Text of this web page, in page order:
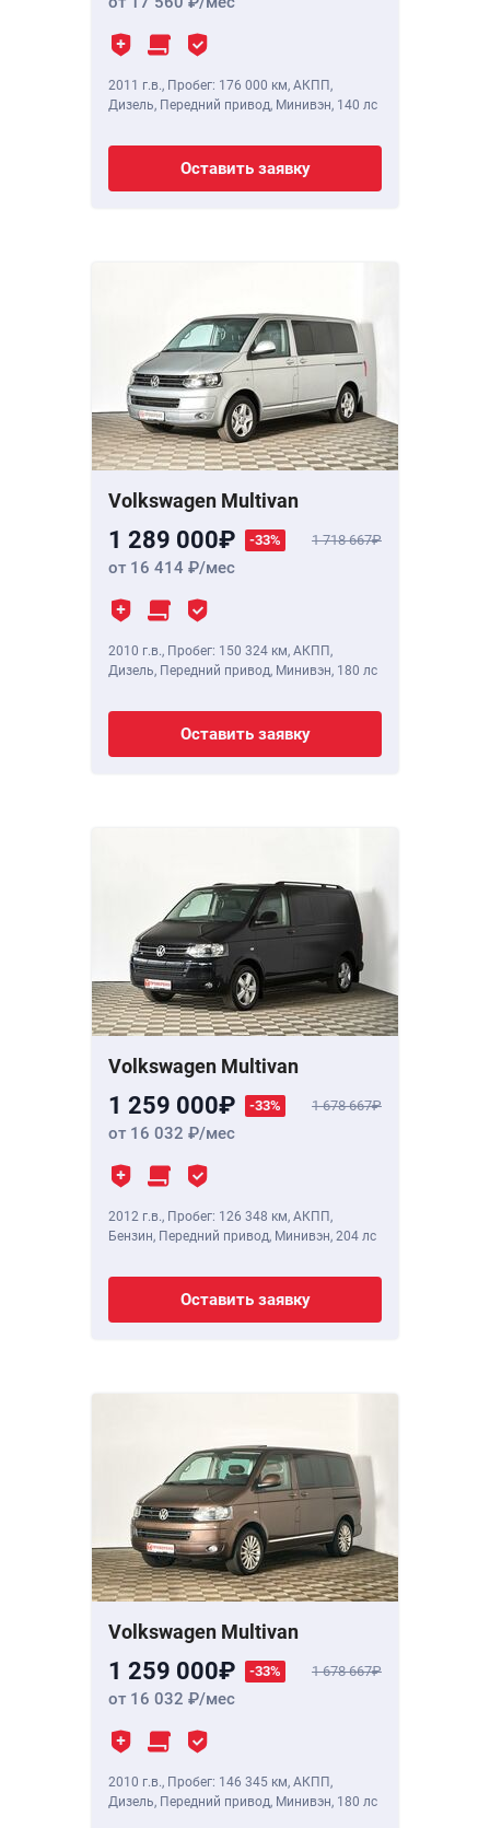
2011 г.в., Пробег: 176 000 км, АКПП,
Дизель, Передний привод, Минивэн, 140 лс
Оставить заявку
Volkswagen Multivan
1 289 000 -33% 1 718 667
от 16 414 /мес
2010 г.в., Пробег: 150 324 км, АКПП,
Дизель, Передний привод, Минивэн, 180 лс
Оставить заявку
Volkswagen Multivan
1 259 000 -33% 1 678 667
от 16 032 /мес
2012 г.в., Пробег: 126 348 км, АКПП,
Бензин, Передний привод, Минивэн, 204 лс
Оставить заявку
Volkswagen Multivan
1 259 000 -33% 1 678 667
от 16 032 /мес
2010 г.в., Пробег: 146 345 км, АКПП,
Дизель, Передний привод, Минивэн, 180 лс